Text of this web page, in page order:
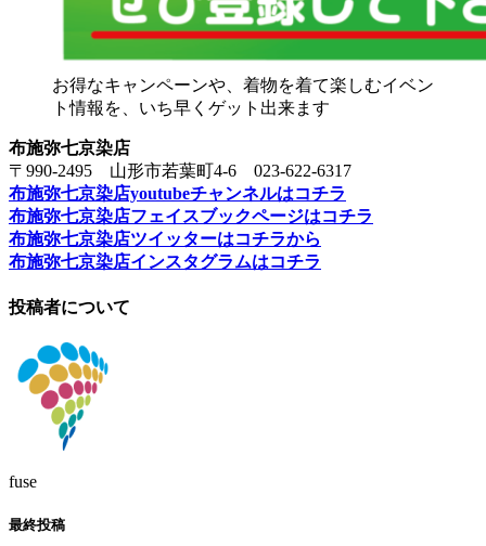
お得なキャンペーンや、着物を着て楽しむイベン
ト情報を、いち早くゲット出来ます
布施弥七京染店
〒990-2495 山形市若葉町4-6 023-622-6317
布施弥七京染店youtubeチャンネルはコチラ
布施弥七京染店フェイスブックページはコチラ
布施弥七京染店ツイッターはコチラから
布施弥七京染店インスタグラムはコチラ
投稿者について
fuse
最終投稿